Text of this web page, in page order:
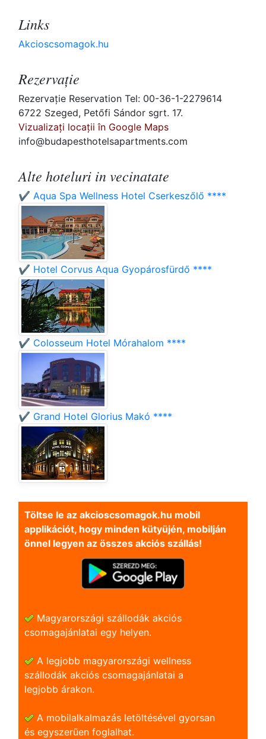
Links
Akcioscsomagok.hu
Rezervaţie
Rezervaţie Reservation Tel: 00-36-1-2279614
6722 Szeged, Petőfi Sándor sgrt. 17.
Vizualizați locații în Google Maps
info@budapesthotelsapartments.com
Alte hoteluri in vecinatate
✔️ Aqua Spa Wellness Hotel Cserkeszőlő ****
✔️ Hotel Corvus Aqua Gyopárosfürdő ****
✔️ Colosseum Hotel Mórahalom ****
✔️ Grand Hotel Glorius Makó ****
Töltse le az akcioscsomagok.hu mobil
applikációt, hogy minden kütyüjén, mobilján
önnel legyen az összes akciós szállás!
Magyarországi szállodák akciós
csomagajánlatai egy helyen.
A legjobb magyarországi wellness
szállodák akciós csomagajánlatai a
legjobb árakon.
A mobilalkalmazás letöltésével gyorsan
és egyszerũen foglalhat.